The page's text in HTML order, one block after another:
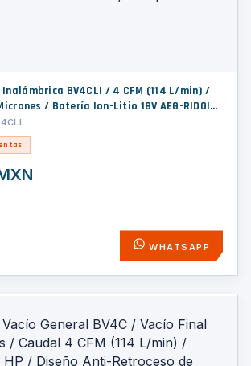
BV4CLI / 4 CFM (114 L/min) /
/ Batería Ion-Litio 18V AEG-RIDGID
330 mL / Portátil Alta Eficiencia /
WHATSAPP